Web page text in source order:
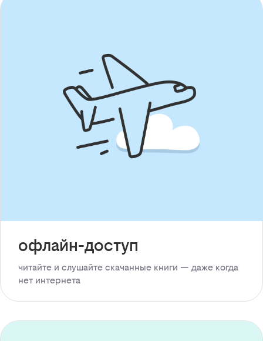
офлайн-доступ
читайте и слушайте скачанные книги — даже когда
нет интернета